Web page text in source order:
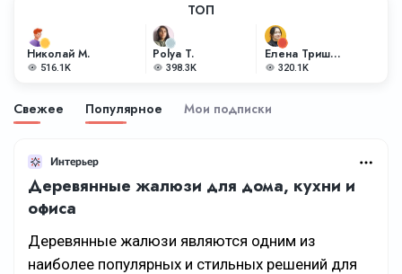
ТОП
Николай М.
516.1K
Polya T.
398.3K
Елена Тришкина
320.1K
Свежее Популярное Мои подписки
Интерьер
Деревянные жалюзи для дома, кухни и
офиса
Деревянные жалюзи являются одним из
наиболее популярных и стильных решений для